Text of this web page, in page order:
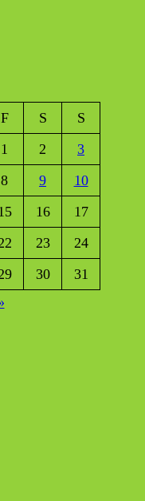
F S
S
1
2
3
8 9
10
16
17
23
24
30
31